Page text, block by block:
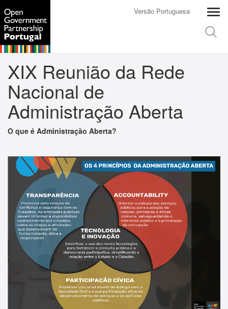
Versão Portuguesa
XIX Reunião da Rede
Nacional de
Administração Aberta
O que é Administração Aberta?